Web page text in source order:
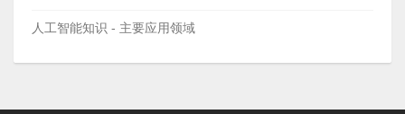
人工智能知识 - 主要应用领域